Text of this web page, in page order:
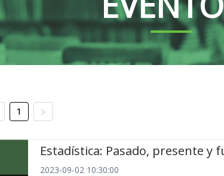
1
Estadística: Pasado, presente y
2023-09-02 10:30:00